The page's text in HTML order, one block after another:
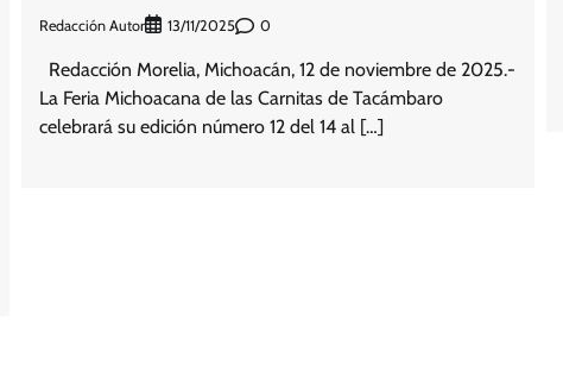
Redacción Autor 13/11/2025 0
Redacción Morelia, Michoacán, 12 de noviembre de 2025.-
La Feria Michoacana de las Carnitas de Tacámbaro
celebrará su edición número 12 del 14 al […]